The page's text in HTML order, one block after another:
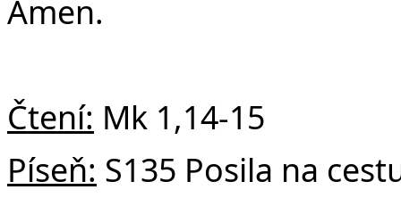
Amen.
Čtení: Mk 1,14-15
Píseň: S135 Posila na